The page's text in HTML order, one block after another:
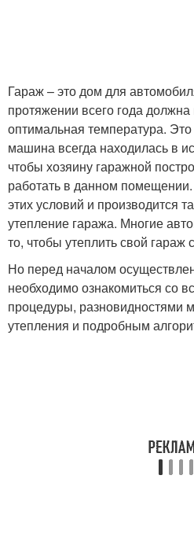
Гараж – это дом для
протяжении всего года
оптимальная температура.
машина всегда находилась в
чтобы хозяину гаражной
работать в данном
этих условий и производится
утепление гаража. Многие
то, чтобы утеплить свой гараж
Но перед началом
необходимо ознакомиться со
процедуры, разновидностями
утепления и подробным